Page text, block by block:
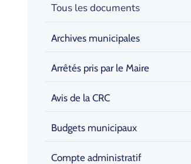
Tous les documents
Archives municipales
Arrêtés pris par le Maire
Avis de la CRC
Budgets municipaux
Compte administratif